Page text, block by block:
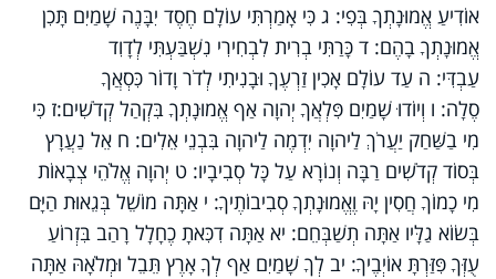
אוֹדִיעַ אֱמוּנָתְךָ בְּפִי: ג כִּי אָמַרְתִּי עוֹלָם חֶסֶד יִבָּנֶה שָׁמַיִם תָּכִן
אֱמוּנָתְךָ בָהֶם: ד כָּרַתִּי בְרִית לִבְחִירִי נִשְׁבַּעְתִּי לְדָוִד
עַבְדִּי: ה עַד עוֹלָם אָכִין זַרְעֶךָ וּבָנִיתִי לְדֹר וָדוֹר כִּסְאֲךָ
סֶלָה: ו וְיוֹדוּ שָׁמַיִם פִּלְאֲךָ יְהוָה אַף אֱמוּנָתְךָ בִּקְהַל קְדֹשִׁים:ז כִּי
מִי בַשַּׁחַק יַעֲרֹךְ לַיהוָה יִדְמֶה לַיהוָה בִּבְנֵי אֵלִים: ח אֵל נַעֲרָץ
בְּסוֹד קְדֹשִׁים רַבָּה וְנוֹרָא עַל כָּל סְבִיבָיו: ט יְהוָה אֱלֹהֵי צְבָאוֹת
מִי כָמוֹךָ חֲסִין יָהּ וֶאֱמוּנָתְךָ סְבִיבוֹתֶיךָ: י אַתָּה מוֹשֵׁל בְּגֵאוּת הַיָּם
בְּשׂוֹא גַלָּיו אַתָּה תְשַׁבְּחֵם: יא אַתָּה דִכִּאתָ כֶחָלָל רָהַב בִּזְרוֹעַ
עֻזְּךָ פִּזַּרְתָּ אוֹיְבֶיךָ: יב לְךָ שָׁמַיִם אַף לְךָ אָרֶץ תֵּבֵל וּמְלֹאָהּ אַתָּה